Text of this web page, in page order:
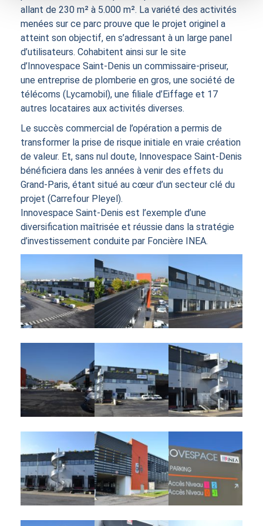
allant de 230 m² à 5.000 m². La variété des activités
menées sur ce parc prouve que le projet originel a
atteint son objectif, en s’adressant à un large panel
d’utilisateurs. Cohabitent ainsi sur le site
d’Innovespace Saint-Denis un commissaire-priseur,
une entreprise de plomberie en gros, une société de
télécoms (Lycamobil), une filiale d’Eiffage et 17
autres locataires aux activités diverses.
Le succès commercial de l’opération a permis de
transformer la prise de risque initiale en vraie création
de valeur. Et, sans nul doute, Innovespace Saint-Denis
bénéficiera dans les années à venir des effets du
Grand-Paris, étant situé au cœur d’un secteur clé du
projet (Carrefour Pleyel).
Innovespace Saint-Denis est l’exemple d’une
diversification maîtrisée et réussie dans la stratégie
d’investissement conduite par Foncière INEA.